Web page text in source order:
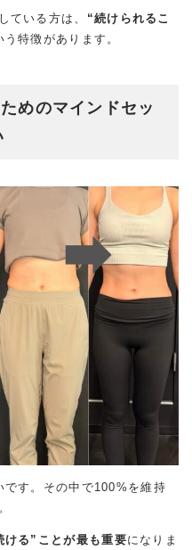
ている方は、 “続けられるこ
う特徴があります。
めのマインドセッ
す。その中で100%を維持
ける”ことが最も重要になりま